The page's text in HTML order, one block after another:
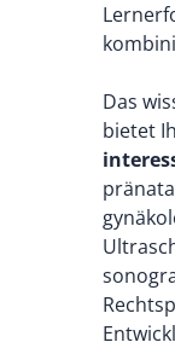
Das
bietet